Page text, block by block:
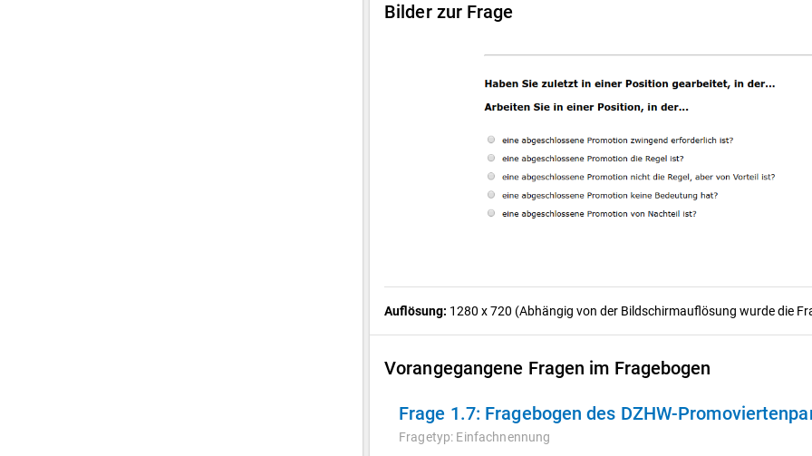
Bilder zur Frage
Auflösung: 1280 x 720 (Abhängig von der Bildschirmauflösung wurde die
Vorangegangene Fragen im Fragebogen
Frage 1.7: Fragebogen des DZHW-
Fragetyp: Einfachnennung